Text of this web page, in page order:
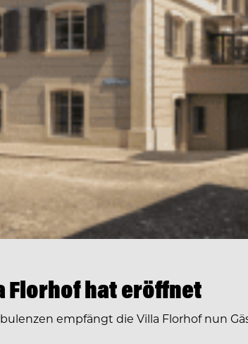
Florhof hat eröffnet
empfängt die Villa Florhof nun